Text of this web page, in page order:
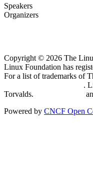
Speakers
Organizers
Copyright © 2026 The
Linux Foundation has
For a list of trademarks of
.
Torvalds.
Powered by CNCF Open